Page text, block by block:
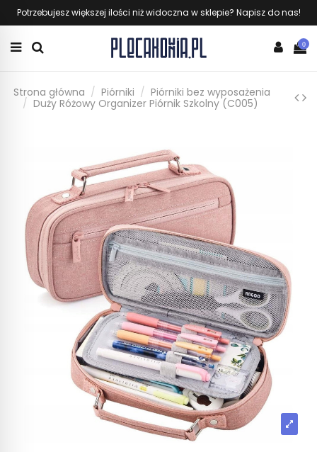
Potrzebujesz większej ilości niż widoczna w sklepie? Napisz do nas!
0
Strona główna Piórniki
Piórniki bez wyposażenia
Duży Różowy Organizer Piórnik Szkolny (C005)